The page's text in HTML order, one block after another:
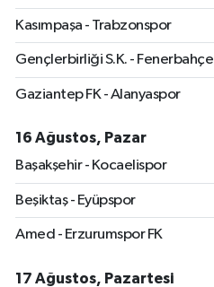
Kasımpaşa - Trabzonspor
Gençlerbirliği S.K. - Fenerbahçe
Gaziantep FK - Alanyaspor
16 Ağustos, Pazar
Başakşehir - Kocaelispor
Beşiktaş - Eyüpspor
Amed - Erzurumspor FK
17 Ağustos, Pazartesi